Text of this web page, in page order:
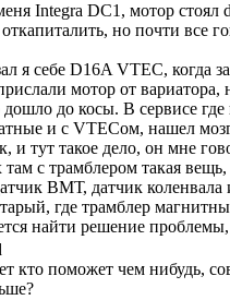
Integra DC1, мотор стоял
откапиталить, но почти все
я себе D16A VTEC, когда
мотор от вариатора,
дошло до косы. В сервисе
и с VTECом, нашел
и тут такое дело, он мне
с трамблером такая
ВМТ, датчик коленвала
где трамблер
найти решение
кто поможет чем нибудь,